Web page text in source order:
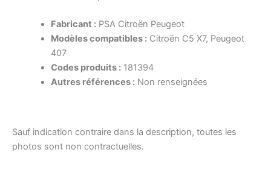
Fabricant :PSA Citroën Peugeot
Modèles compatibles :Citroën C5 X7, Peugeot
407
Codes produits :181394
Autres références :Non renseignées
Sauf indication contraire dans la description, toutes les
photos sont non contractuelles.